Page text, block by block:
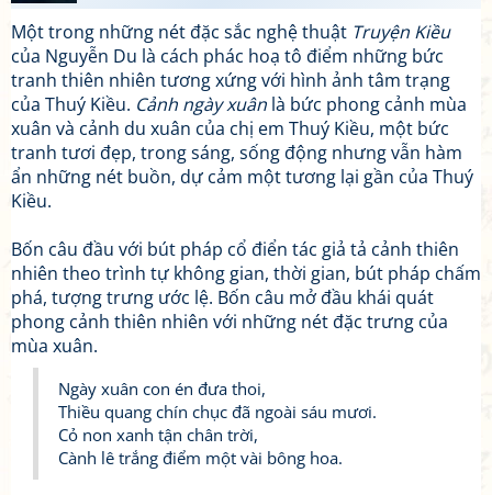
Một trong những nét đặc sắc nghệ thuật Truyện Kiều
của Nguyễn Du là cách phác hoạ tô điểm những bức
tranh thiên nhiên tương xứng với hình ảnh tâm trạng
của Thuý Kiều. Cảnh ngày xuân là bức phong cảnh mùa
xuân và cảnh du xuân của chị em Thuý Kiều, một bức
tranh tươi đẹp, trong sáng, sống động nhưng vẫn hàm
ẩn những nét buồn, dự cảm một tương lại gần của Thuý
Kiều.
Bốn câu đầu với bút pháp cổ điển tác giả tả cảnh thiên
nhiên theo trình tự không gian, thời gian, bút pháp chấm
phá, tượng trưng ước lệ. Bốn câu mở đầu khái quát
phong cảnh thiên nhiên với những nét đặc trưng của
mùa xuân.
Ngày xuân con én đưa thoi,
Thiều quang chín chục đã ngoài sáu mươi.
Cỏ non xanh tận chân trời,
Cành lê trắng điểm một vài bông hoa.